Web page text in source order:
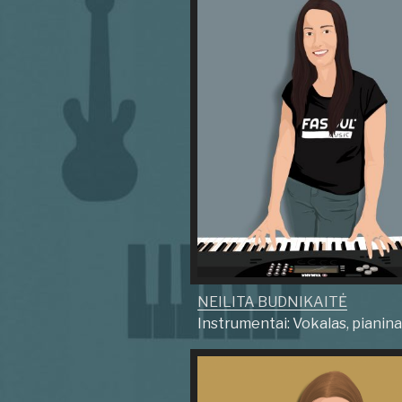
NEILITA BUDNIKAITĖ
Instrumentai: Vokalas,